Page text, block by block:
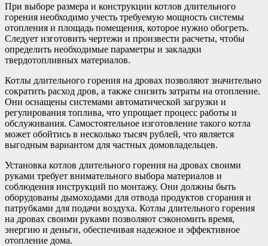
При выборе размера и конструкции котлов длительного
горения необходимо учесть требуемую мощность системы
отопления и площадь помещения, которое нужно обогреть.
Следует изготовить чертежи и произвести расчеты, чтобы
определить необходимые параметры и закладки
твердотопливных материалов.
Котлы длительного горения на дровах позволяют значительно
сократить расход дров, а также снизить затраты на отопление.
Они оснащены системами автоматической загрузки и
регулирования топлива, что упрощает процесс работы и
обслуживания. Самостоятельное изготовление такого котла
может обойтись в несколько тысяч рублей, что является
выгодным вариантом для частных домовладельцев.
Установка котлов длительного горения на дровах своими
руками требует внимательного выбора материалов и
соблюдения инструкций по монтажу. Они должны быть
оборудованы дымоходами для отвода продуктов сгорания и
патрубками для подачи воздуха. Котлы длительного горения
на дровах своими руками позволяют сэкономить время,
энергию и деньги, обеспечивая надежное и эффективное
отопление дома.